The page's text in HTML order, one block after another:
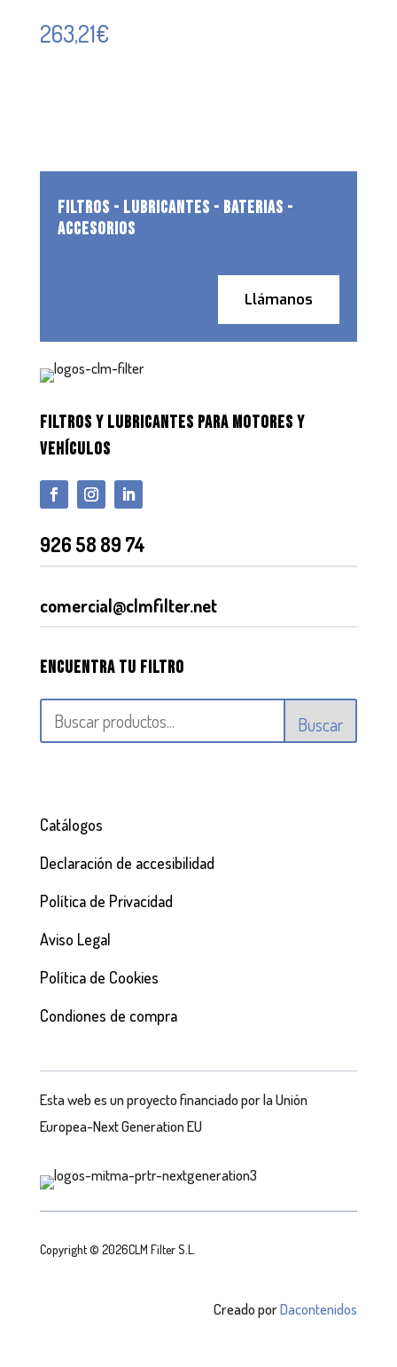
263,21€
FILTROS - LUBRICANTES - BATERIAS -
ACCESORIOS
Llámanos
FILTROS Y LUBRICANTES PARA MOTORES Y
VEHÍCULOS
926 58 89 74
comercial@clmfilter.net
Encuentra tu filtro
Buscar
Catálogos
Declaración de accesibilidad
Política de Privacidad
Aviso Legal
Política de Cookies
Condiones de compra
Esta web es un proyecto financiado por la Unión
Europea-Next Generation EU
Copyright © 2026CLM Filter S.L.
Creado porDacontenidos